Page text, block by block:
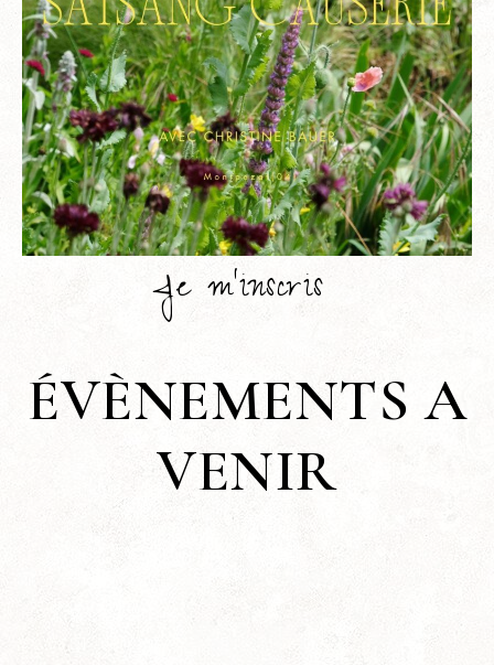
Je m’inscris
ÉVÈNEMENTS A
VENIR